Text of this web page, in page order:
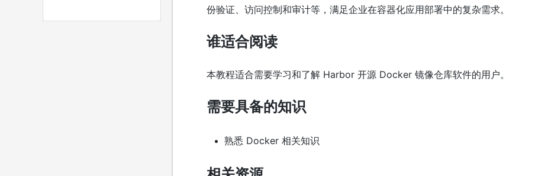
份验证、访问控制和审计等，满足企业在容器化应用部署中的复杂需求。
谁适合阅读
本教程适合需要学习和了解 Harbor 开源 Docker 镜像仓库软件的用户。
需要具备的知识
熟悉 Docker 相关知识